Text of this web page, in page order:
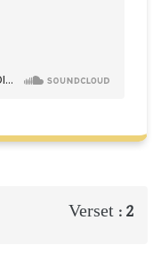
Verset : 2